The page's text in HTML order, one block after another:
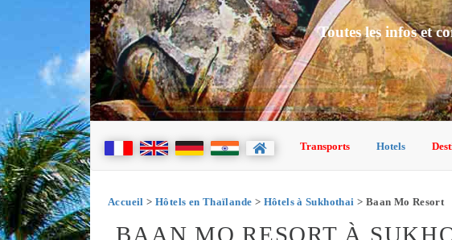
Toutes les infos et
Transports Hotels
Accueil > Hôtels en Thaïlande > Hôtels à Sukhothai > Baan Mo Resort
BAAN MO RESORT À